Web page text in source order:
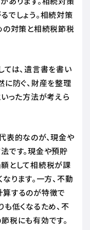
でしょう。相続対策
の対策と相続税節税
は、遺言書を書い
防ぐ、財産を整理
った方法が考えら
表的なのが、現金や
です。現金や預貯
として相続税が課
ります。一方、不動
するのが特徴で
低くなるため、不
税にも有効です。